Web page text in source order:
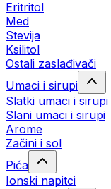
Eritritol
Med
Stevija
Ksilitol
Ostali zaslađivači
Umaci i sirupi
Slatki umaci i sirupi
Slani umaci i sirupi
Arome
Začini i sol
Pića
Ionski napitci